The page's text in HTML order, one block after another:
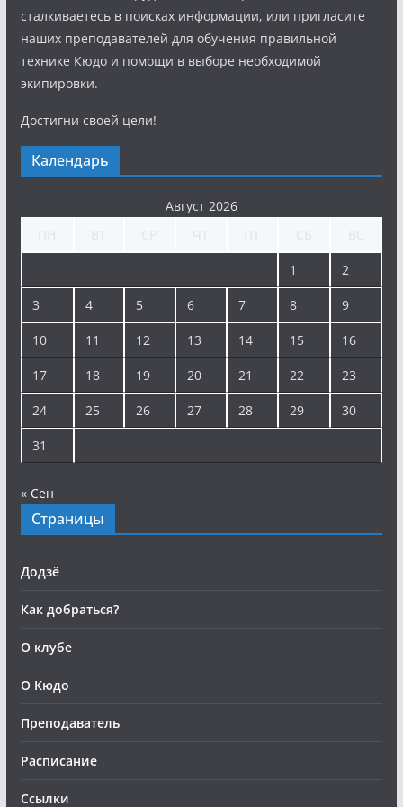
сталкиваетесь в поисках информации, или пригласите
наших преподавателей для обучения правильной
технике Кюдо и помощи в выборе необходимой
экипировки.
Достигни своей цели!
Календарь
Август 2026
1 2
3 4 5 6 7 8 9
10 11 12 13 14 15 16
17 18 19 20 21 22 23
24 25 26 27 28 29 30
31
« Сен
Страницы
Додзё
Как добраться?
О клубе
О Кюдо
Преподаватель
Расписание
Ссылки